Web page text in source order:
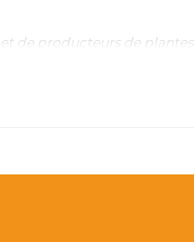
de producteurs de plantes